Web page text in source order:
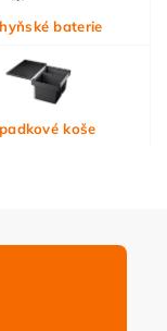
baterie
koše